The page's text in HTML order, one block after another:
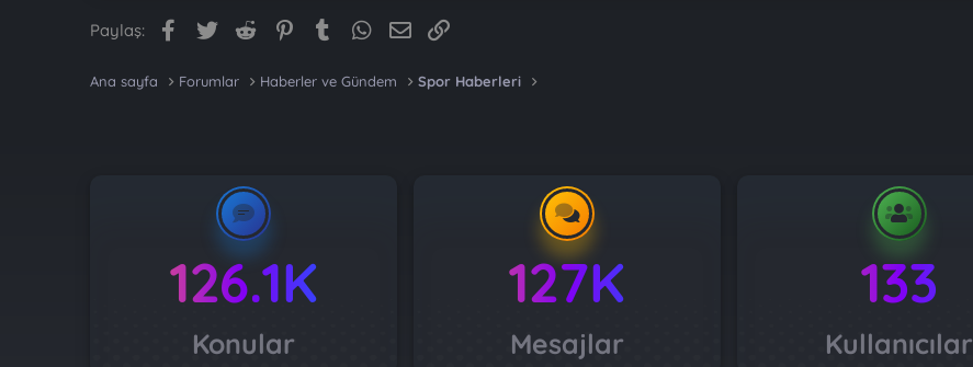
Paylaş: Facebook
Twitter Reddit PinterestTumblrWhatsApp
E-posta
Ana sayfa Forumlar Haberler ve Gündem Spor Haberleri
126.1K
Konular
127K
Mesajlar
133
Kullanıcılar